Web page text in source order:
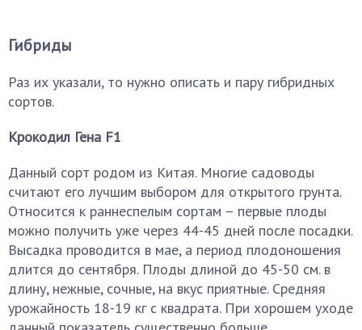
Гибриды
Раз их указали, то нужно описать и пару гибридных
сортов.
Крокодил Гена F1
Данный сорт родом из Китая. Многие садоводы
считают его лучшим выбором для открытого грунта.
Относится к раннеспелым сортам – первые плоды
можно получить уже через 44-45 дней после посадки.
Высадка проводится в мае, а период плодоношения
длится до сентября. Плоды длиной до 45-50 см. в
длину, нежные, сочные, на вкус приятные. Средняя
урожайность 18-19 кг с квадрата. При хорошем уходе